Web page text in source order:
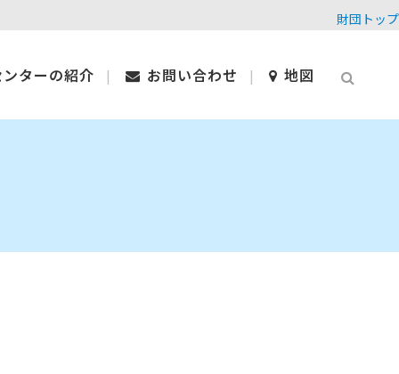
財団トップ
ターの紹介 お問い合わせ 地図